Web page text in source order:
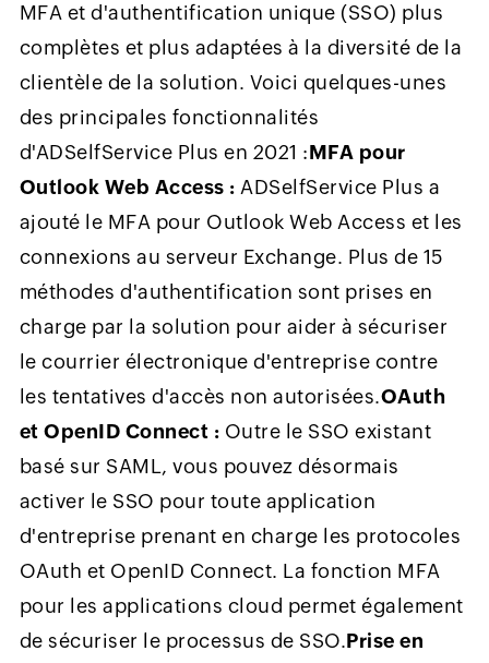
MFA et d'authentification unique (SSO) plus
complètes et plus adaptées à la diversité de la
clientèle de la solution. Voici quelques-unes
des principales fonctionnalités
d'ADSelfService Plus en 2021 :MFA pour
Outlook Web Access : ADSelfService Plus a
ajouté le MFA pour Outlook Web Access et les
connexions au serveur Exchange. Plus de 15
méthodes d'authentification sont prises en
charge par la solution pour aider à sécuriser
le courrier électronique d'entreprise contre
les tentatives d'accès non autorisées.OAuth
et OpenID Connect : Outre le SSO existant
basé sur SAML, vous pouvez désormais
activer le SSO pour toute application
d'entreprise prenant en charge les protocoles
OAuth et OpenID Connect. La fonction MFA
pour les applications cloud permet également
de sécuriser le processus de SSO.Prise en